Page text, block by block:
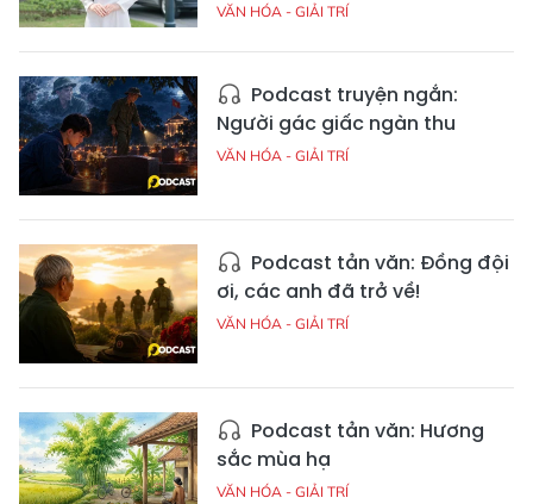
VĂN HÓA - GIẢI TRÍ
Podcast truyện ngắn:
Người gác giấc ngàn thu
VĂN HÓA - GIẢI TRÍ
Podcast tản văn: Đồng đội
ơi, các anh đã trở về!
VĂN HÓA - GIẢI TRÍ
Podcast tản văn: Hương
sắc mùa hạ
VĂN HÓA - GIẢI TRÍ